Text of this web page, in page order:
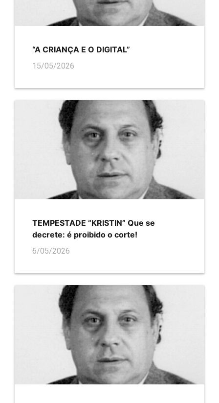
“A CRIANÇA E O DIGITAL”
15/05/2026
TEMPESTADE “KRISTIN” Que se
decrete: é proibido o corte!
6/05/2026